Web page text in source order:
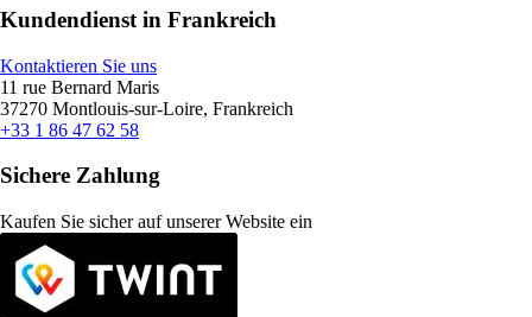
Kundendienst in Frankreich
Kontaktieren Sie uns
11 rue Bernard Maris
37270 Montlouis-sur-Loire, Frankreich
+33 1 86 47 62 58
Sichere Zahlung
Kaufen Sie sicher auf unserer Website ein